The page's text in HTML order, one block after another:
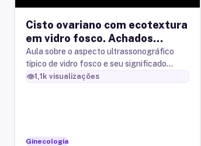
Cisto ovariano com ecotextura
em vidro fosco. Achados
ecográficos típicos e
significado clínico.
Aula sobre o aspecto ultrassonográfico
típico de vidro fosco e seu significado
clínico
👁️1,1k visualizações
Ginecologia